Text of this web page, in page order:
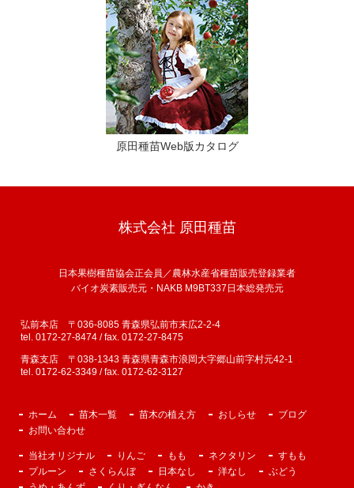
原田種苗Web版カタログ
株式会社 原田種苗
日本果樹種苗協会正会員／農林水産省種苗販売登録業者
バイオ炭素販売元・NAKB M9BT337日本総発売元
弘前本店 〒036-8085 青森県弘前市末広2-2-4
tel. 0172-27-8474 / fax. 0172-27-8475
青森支店 〒038-1343 青森県青森市浪岡大字郷山前字村元42-1
tel. 0172-62-3349 / fax. 0172-62-3127
ホーム 苗木一覧 苗木の植え方 おしらせ
ブログ
お問い合わせ
当社オリジナル りんご もも ネクタリン
すもも
プルーン
さくらんぼ 日本なし 洋なし
ぶどう